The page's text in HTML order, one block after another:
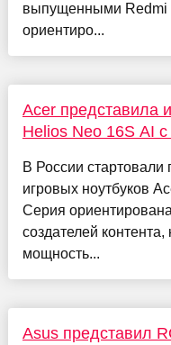
выпущенными Redmi
ориентиро...
Acer представила
Helios Neo 16S AI
В России
игровых ноутбуков
Серия
создателей
мощность...
Asus представил